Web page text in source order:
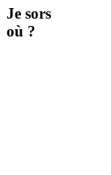
Je sors
où ?